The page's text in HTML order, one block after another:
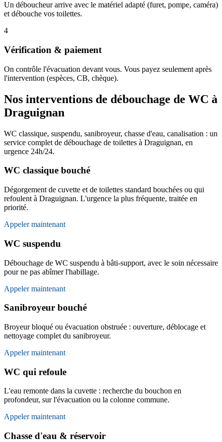
Un déboucheur arrive avec le matériel adapté (furet, pompe, caméra)
et débouche vos toilettes.
4
Vérification & paiement
On contrôle l'évacuation devant vous. Vous payez seulement après
l'intervention (espèces, CB, chèque).
Nos interventions de débouchage de WC à
Draguignan
WC classique, suspendu, sanibroyeur, chasse d'eau, canalisation : un
service complet de débouchage de toilettes à Draguignan, en
urgence 24h/24.
WC classique bouché
Dégorgement de cuvette et de toilettes standard bouchées ou qui
refoulent à Draguignan. L'urgence la plus fréquente, traitée en
priorité.
Appeler maintenant
WC suspendu
Débouchage de WC suspendu à bâti-support, avec le soin nécessaire
pour ne pas abîmer l'habillage.
Appeler maintenant
Sanibroyeur bouché
Broyeur bloqué ou évacuation obstruée : ouverture, déblocage et
nettoyage complet du sanibroyeur.
Appeler maintenant
WC qui refoule
L'eau remonte dans la cuvette : recherche du bouchon en
profondeur, sur l'évacuation ou la colonne commune.
Appeler maintenant
Chasse d'eau & réservoir